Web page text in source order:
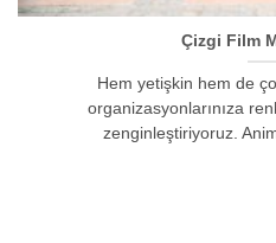
Çizgi Film
Hem yetişkin hem de
organizasyonlarınıza
zenginleştiriyoruz.